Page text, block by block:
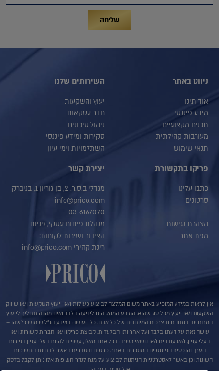
שליחה
ניווט באתר
אודותינו
מידע פיננסי
תכנים מקצועיים
מעורבות קהילתית
תנאי שימוש
השירותים שלנו
יעוץ והשקעות
חדר עסקאות
ניהול סיכונים
סקירות ומידע פיננסי
השתלמויות וימי עיון
פריקו בתקשורת
כתבו עלינו
סרטונים
---
הצהרת נגישות
מפת אתר
יצירת קשר
מגדלי ב.ס.ר. 2, בן גוריון 1, בניברק
info@prico.com
03-6167070
מנהלת פיתוח עסקי, פניות
הציבור ושירות לקוחות:
רינת קהירי info@prico.com
אין לראות במידע המופיע באתר משום המלצה לביצוע פעולות ו/או ייעוץ השקעות ו/או שיווק
השקעות ו/או ייעוץ מכל סוג שהוא. המידע המוצג הינו לידיעה בלבד ואינו מהווה תחליף לייעוץ
המתחשב בנתונים ובצרכים המיוחדים של כל אדם. כל העושה במידע הנ"ל שימוש כלשהו –
עושה זאת על דעתו בלבד ועל אחריותו הבלעדית. קבוצת פריקו ו/או חברות קשורות ו/או
בעלי עניין, ו/או עובדים ו/או נושאי משרה בכל אחד מאלו, עשויים להיות בעלי עניין בניירות
הערך והנכסים הפיננסיים המוזכרים באתר. פרטים והסברים באשר לבחינת החשיפות
השונות וכן באשר לאסטרטגיות הניתנות לביצוע על מנת לגדר חשיפות אלו ניתן לקבל בדסק
אנליסטים בפריקו.